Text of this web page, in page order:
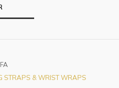
STRAPS & WRIST WRAPS